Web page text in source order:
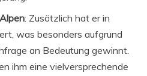
: Zusätzlich hat er in
was besonders aufgrund
an Bedeutung gewinnt.
ihm eine vielversprechende